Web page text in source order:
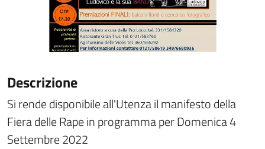
Descrizione
Si rende disponibile all'Utenza il manifesto della
Fiera delle Rape in programma per Domenica 4
Settembre 2022